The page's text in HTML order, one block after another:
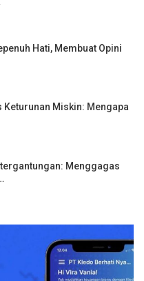
Hati, Membuat Opini
Miskin: Mengapa
Menggagas